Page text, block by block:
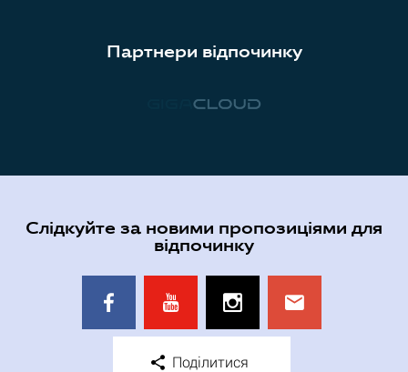
Партнери відпочинку
Слідкуйте за новими пропозиціями для
відпочинку
Поділитися